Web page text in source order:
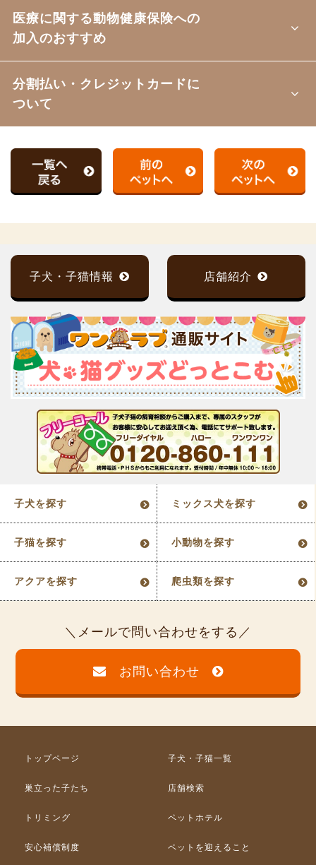
医療に関する動物健康保険への
加入のおすすめ
分割払い・クレジットカードに
ついて
子犬・子猫情報 店舗紹介
子犬を探す ミックス犬を探す
子猫を探す 小動物を探す
アクアを探す 爬虫類を探す
メールで問い合わせをする
お問い合わせ
トップページ 子犬・子猫一覧
巣立った子たち 店舗検索
トリミング ペットホテル
安心補償制度 ペットを迎えること